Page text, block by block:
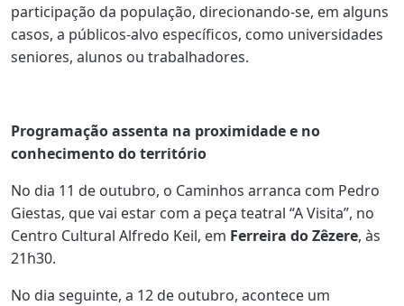
participação da população, direcionando-se, em alguns
casos, a públicos-alvo específicos, como universidades
seniores, alunos ou trabalhadores.
Programação assenta na proximidade e no
conhecimento do território
No dia 11 de outubro, o Caminhos arranca com Pedro
Giestas, que vai estar com a peça teatral “A Visita”, no
Centro Cultural Alfredo Keil, em Ferreira do Zêzere, às
21h30.
No dia seguinte, a 12 de outubro, acontece um